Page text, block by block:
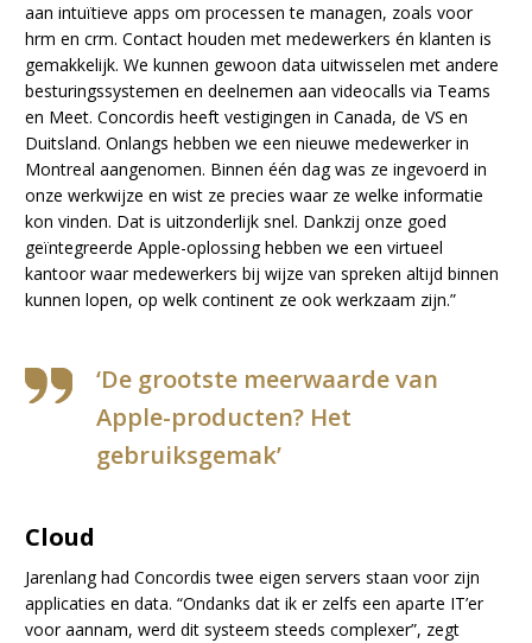
aan intuïtieve apps om processen te managen, zoals voor
hrm en crm. Contact houden met medewerkers én klanten is
gemakkelijk. We kunnen gewoon data uitwisselen met andere
besturingssystemen en deelnemen aan videocalls via Teams
en Meet. Concordis heeft vestigingen in Canada, de VS en
Duitsland. Onlangs hebben we een nieuwe medewerker in
Montreal aangenomen. Binnen één dag was ze ingevoerd in
onze werkwijze en wist ze precies waar ze welke informatie
kon vinden. Dat is uitzonderlijk snel. Dankzij onze goed
geïntegreerde Apple-oplossing hebben we een virtueel
kantoor waar medewerkers bij wijze van spreken altijd binnen
kunnen lopen, op welk continent ze ook werkzaam zijn.”
‘De grootste meerwaarde van
Apple-producten? Het
gebruiksgemak’
Cloud
Jarenlang had Concordis twee eigen servers staan voor zijn
applicaties en data. “Ondanks dat ik er zelfs een aparte IT’er
voor aannam, werd dit systeem steeds complexer”, zegt